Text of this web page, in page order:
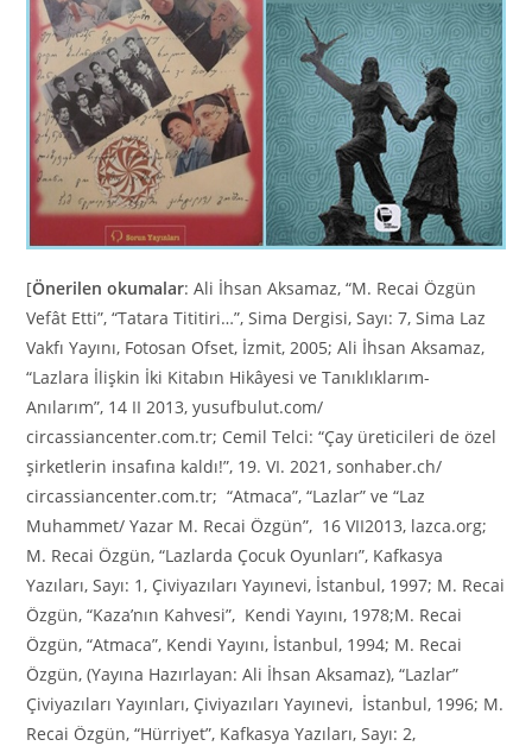
[Önerilen okumalar: Ali İhsan Aksamaz, “M. Recai Özgün
Vefât Etti”, “Tatara Tititiri…”, Sima Dergisi, Sayı: 7, Sima Laz
Vakfı Yayını, Fotosan Ofset, İzmit, 2005; Ali İhsan Aksamaz,
“Lazlara İlişkin İki Kitabın Hikâyesi ve Tanıklıklarım-
Anılarım”, 14 II 2013, yusufbulut.com/
circassiancenter.com.tr; Cemil Telci: “Çay üreticileri de özel
şirketlerin insafına kaldı!”, 19. VI. 2021, sonhaber.ch/
circassiancenter.com.tr; “Atmaca”, “Lazlar” ve “Laz
Muhammet/ Yazar M. Recai Özgün”, 16 VII2013, lazca.org;
M. Recai Özgün, “Lazlarda Çocuk Oyunları”, Kafkasya
Yazıları, Sayı: 1, Çiviyazıları Yayınevi, İstanbul, 1997; M. Recai
Özgün, “Kaza’nın Kahvesi”, Kendi Yayını, 1978;M. Recai
Özgün, “Atmaca”, Kendi Yayını, İstanbul, 1994; M. Recai
Özgün, (Yayına Hazırlayan: Ali İhsan Aksamaz), “Lazlar”
Çiviyazıları Yayınları, Çiviyazıları Yayınevi, İstanbul, 1996; M.
Recai Özgün, “Hürriyet”, Kafkasya Yazıları, Sayı: 2,